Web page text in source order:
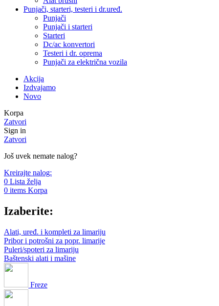
Punjači, starteri, testeri i dr.uređ.
Punjači
Punjači i starteri
Starteri
Dc/ac konvertori
Testeri i dr. oprema
Punjači za električna vozila
Akcija
Izdvajamo
Novo
Korpa
Zatvori
Sign in
Zatvori
Još uvek nemate nalog?
Kreirajte nalog:
0 Lista želja
0 items Korpa
Izaberite:
Alati, uređ. i kompleti za limariju
Pribor i potrošni za popr. limarije
Puleri/spoteri za limariju
Baštenski alati i mašine
Freze